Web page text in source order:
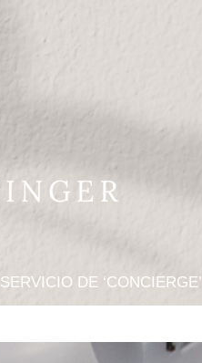
SERVICIO DE ‘CONCIERGE’